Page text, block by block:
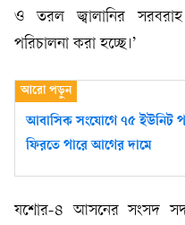
ও তরল জ্বালানির সরবরাহ
পরিচালনা করা হচ্ছে।’
আবাসিক সংযোগে ৭৫ ইউনিট
ফিরতে পারে আগের দামে
যশোর-৪ আসনের সংসদ